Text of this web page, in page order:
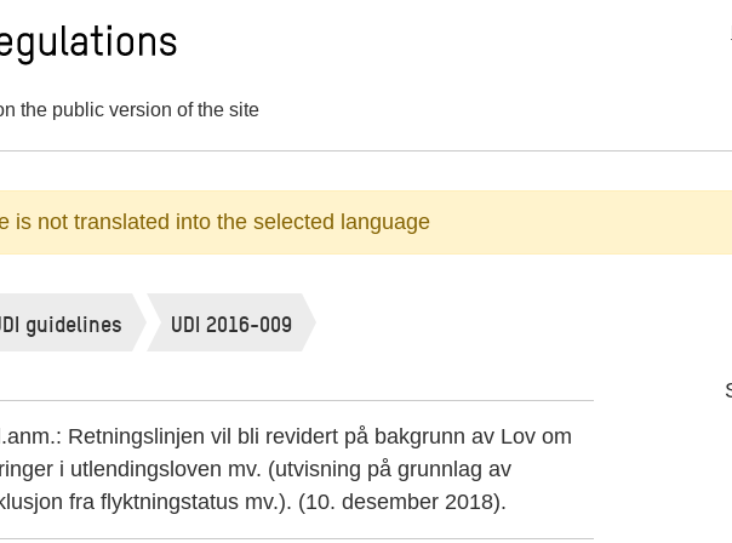
the public version of the site
is not translated into the selected language
guidelines UDI 2016-009
Retningslinjen vil bli revidert på bakgrunn av Lov om
i utlendingsloven mv. (utvisning på grunnlag av
fra flyktningstatus mv.). (10. desember 2018).